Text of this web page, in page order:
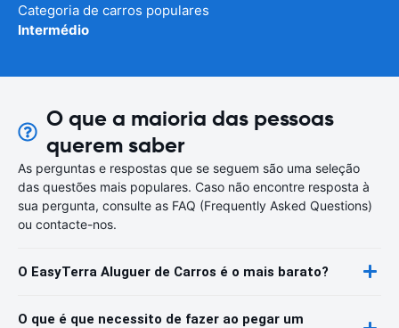
Categoria de carros populares
Intermédio
O que a maioria das pessoas
querem saber
As perguntas e respostas que se seguem são uma seleção
das questões mais populares. Caso não encontre resposta à
sua pergunta, consulte as FAQ (Frequently Asked Questions)
ou contacte-nos.
O EasyTerra Aluguer de Carros é o mais barato?
O que é que necessito de fazer ao pegar um